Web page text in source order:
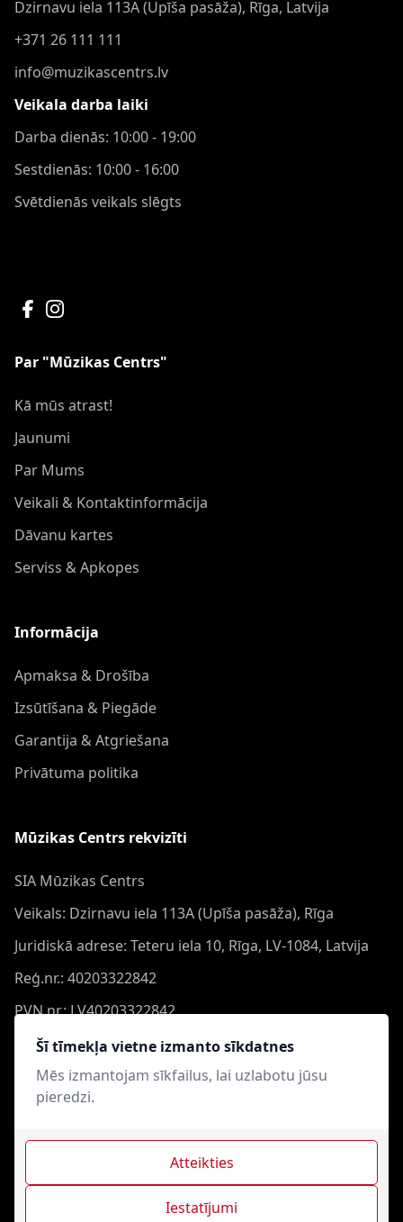
Šī tīmekļa vietne izmanto sīkdatnes
Mēs izmantojam sīkfailus, lai uzlabotu jūsu
pieredzi.
Iestatījumi
Atteikties
Dzirnavu iela 113A (Upīša pasāža), Rīga, Latvija
+371 26 111 111
info@muzikascentrs.lv
Veikala darba laiki
Darba dienās: 10:00 - 19:00
Sestdienās: 10:00 - 16:00
Svētdienās veikals slēgts
Par "Mūzikas Centrs"
Kā mūs atrast!
Jaunumi
Par Mums
Veikali & Kontaktinformācija
Dāvanu kartes
Serviss & Apkopes
Informācija
Apmaksa & Drošība
Izsūtīšana & Piegāde
Garantija & Atgriešana
Privātuma politika
Mūzikas Centrs rekvizīti
SIA Mūzikas Centrs
Veikals: Dzirnavu iela 113A (Upīša pasāža), Rīga
Juridiskā adrese: Teteru iela 10, Rīga, LV-1084, Latvija
Reģ.nr.: 40203322842
PVN nr.: LV40203322842
Banka: Swedbank AS
Konts: LV44HABA0551050864473
Swift: HABALV22